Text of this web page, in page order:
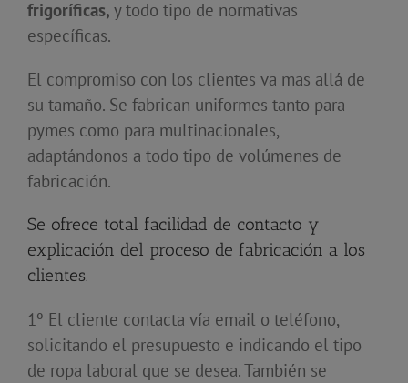
frigoríficas, y todo tipo de normativas
específicas.
El compromiso con los clientes va mas allá de
su tamaño. Se fabrican uniformes tanto para
pymes como para multinacionales,
adaptándonos a todo tipo de volúmenes de
fabricación.
Se ofrece total facilidad de contacto y
explicación del proceso de fabricación a los
clientes.
1º El cliente contacta vía email o teléfono,
solicitando el presupuesto e indicando el tipo
de ropa laboral que se desea. También se